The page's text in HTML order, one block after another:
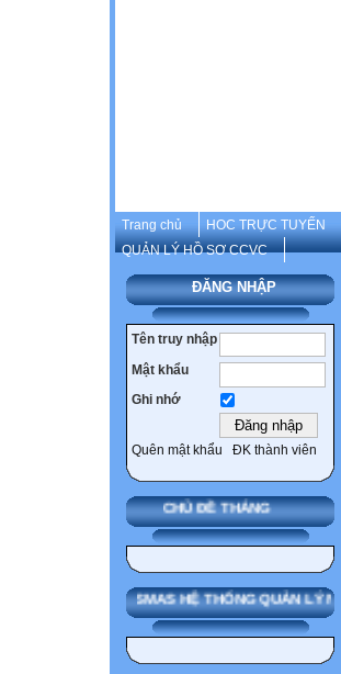
Trang chủ HOC TRỰC TUYẾN
QUẢN LÝ HỒ SƠ CCVC
ĐĂNG NHẬP
Tên truy nhập
Mật khẩu
Ghi nhớ
Quên mật khẩu ĐK thành viên
CHỦ ĐỀ THÁNG
SMAS HỆ THỐNG QUẢN LÝ NHÀ TRƯỜNG